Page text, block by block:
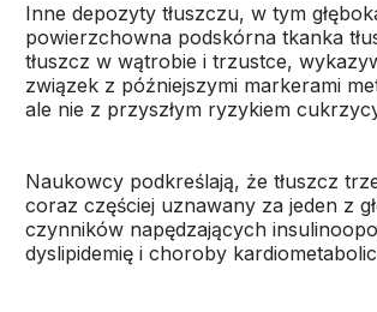
Inne depozyty tłuszczu, w tym
powierzchowna podskórna tkanka
tłuszcz w wątrobie i trzustce,
związek z późniejszymi markerami
ale nie z przyszłym ryzykiem
Naukowcy podkreślają, że tłuszcz
coraz częściej uznawany za jeden z
czynników napędzających
dyslipidemię i choroby